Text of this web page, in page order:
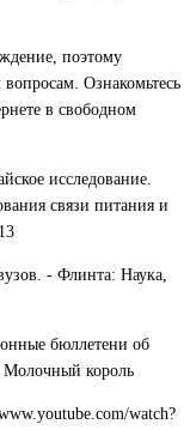
поэтому
Ознакомьтесь
в свободном
исследование.
связи питания и
- Флинта: Наука,
бюллетени об
король
watch?